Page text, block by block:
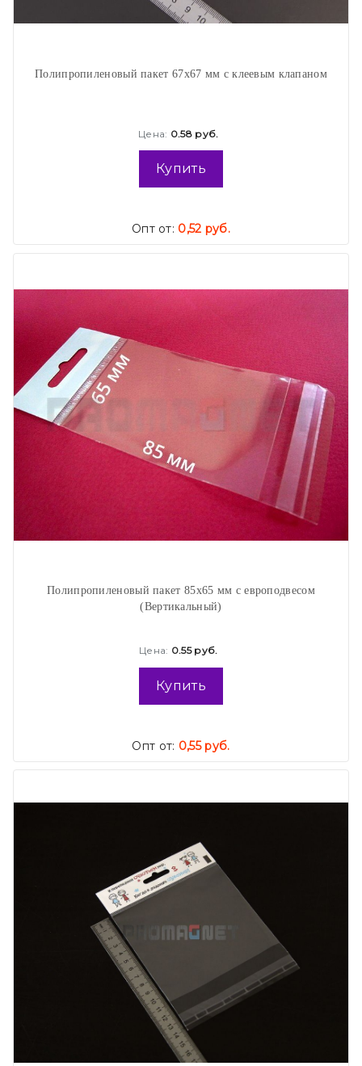
Полипропиленовый пакет 67х67 мм с клеевым клапаном
Цена: 0.58 руб.
Купить
Опт от: 0,52 руб.
Полипропиленовый пакет 85х65 мм с европодвесом
(Вертикальный)
Цена: 0.55 руб.
Купить
Опт от: 0,55 руб.